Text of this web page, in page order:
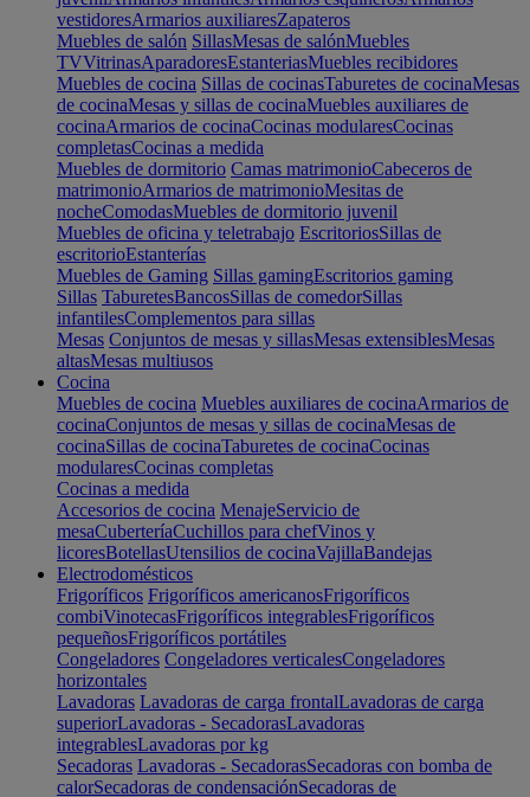
vestidoresArmarios auxiliaresZapateros
Muebles de salón SillasMesas de salónMuebles
TVVitrinasAparadoresEstanteriasMuebles recibidores
Muebles de cocina Sillas de cocinasTaburetes de cocinaMesas
de cocinaMesas y sillas de cocinaMuebles auxiliares de
cocinaArmarios de cocinaCocinas modularesCocinas
completasCocinas a medida
Muebles de dormitorio Camas matrimonioCabeceros de
matrimonioArmarios de matrimonioMesitas de
nocheComodasMuebles de dormitorio juvenil
Muebles de oficina y teletrabajo EscritoriosSillas de
escritorioEstanterías
Muebles de Gaming Sillas gamingEscritorios gaming
Sillas TaburetesBancosSillas de comedorSillas
infantilesComplementos para sillas
Mesas Conjuntos de mesas y sillasMesas extensiblesMesas
altasMesas multiusos
Cocina
Muebles de cocina Muebles auxiliares de cocinaArmarios de
cocinaConjuntos de mesas y sillas de cocinaMesas de
cocinaSillas de cocinaTaburetes de cocinaCocinas
modularesCocinas completas
Cocinas a medida
Accesorios de cocina MenajeServicio de
mesaCuberteríaCuchillos para chefVinos y
licoresBotellasUtensilios de cocinaVajillaBandejas
Electrodomésticos
Frigoríficos Frigoríficos americanosFrigoríficos
combiVinotecasFrigoríficos integrablesFrigoríficos
pequeñosFrigoríficos portátiles
Congeladores Congeladores verticalesCongeladores
horizontales
Lavadoras Lavadoras de carga frontalLavadoras de carga
superiorLavadoras - SecadorasLavadoras
integrablesLavadoras por kg
Secadoras Lavadoras - SecadorasSecadoras con bomba de
calorSecadoras de condensaciónSecadoras de